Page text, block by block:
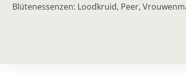
Blütenessenzen: Loodkruid, Peer,